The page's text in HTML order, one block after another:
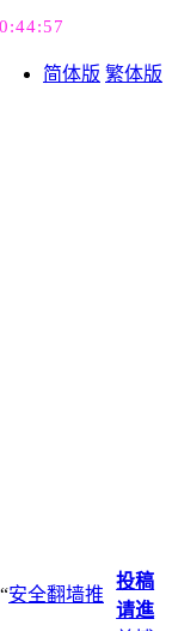
简体版 繁体版
安全翻墙推
投稿
请進